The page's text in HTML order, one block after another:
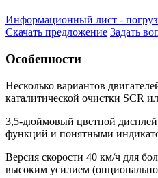
Информационный лист -
Скачать предложение Задать
Особенности
Несколько вариантов
каталитической очистки SCR
3,5-дюймовый цветной
функций и понятными
Версия скорости 40 км/ч для
высоким усилием